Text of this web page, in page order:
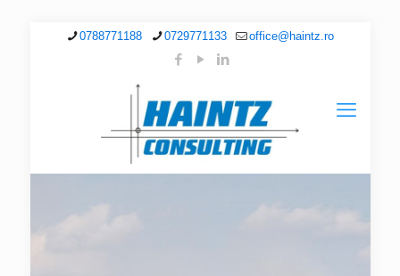
0788771188 0729771133 office@haintz.ro